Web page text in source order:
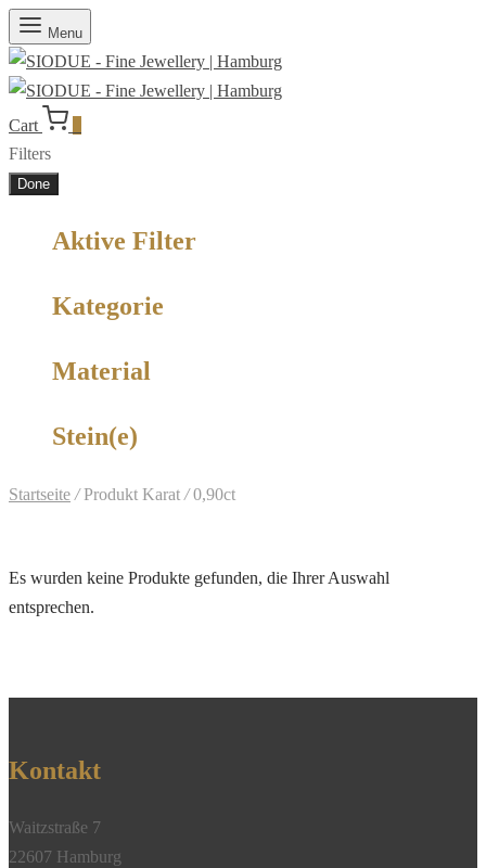
Menu
Cart
Filters
Done
Aktive Filter
Kategorie
Material
Stein(e)
Startseite /Produkt Karat /0,90ct
Es wurden keine Produkte gefunden, die Ihrer Auswahl
entsprechen.
Kontakt
Waitzstraße 7
22607 Hamburg